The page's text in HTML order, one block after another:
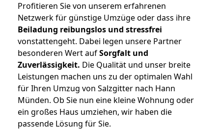
Profitieren Sie von unserem erfahrenen
Netzwerk für günstige Umzüge oder dass ihre
Beiladung reibungslos und stressfrei
vonstattengeht. Dabei legen unsere Partner
besonderen Wert aufSorgfalt und
Zuverlässigkeit. Die Qualität und unser breite
Leistungen machen uns zu der optimalen Wahl
für Ihren Umzug von Salzgitter nach Hann
Münden. Ob Sie nun eine kleine Wohnung oder
ein großes Haus umziehen, wir haben die
passende Lösung für Sie.